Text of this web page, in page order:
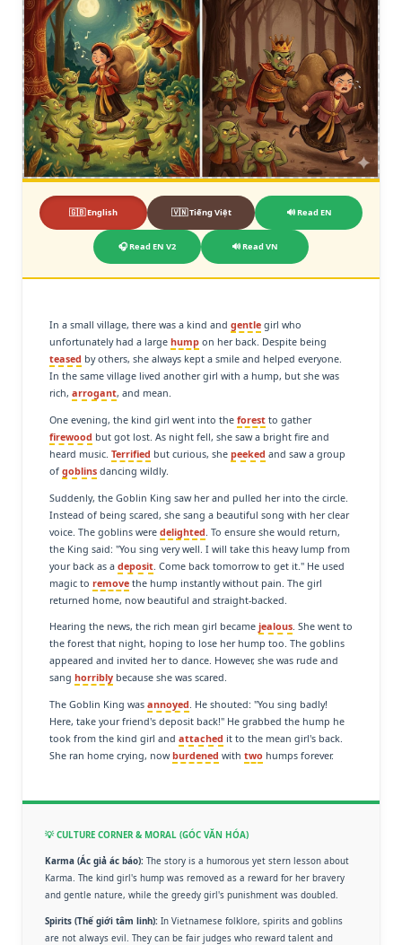
🇬🇧 English 🇻🇳 Tiếng Việt 🔊 Read EN
🎧 Read EN V2 🔊 Read VN
In a small village, there was a kind and gentle girl who
unfortunately had a large hump on her back. Despite being
teased by others, she always kept a smile and helped everyone.
In the same village lived another girl with a hump, but she was
rich, arrogant, and mean.
One evening, the kind girl went into the forest to gather
firewood but got lost. As night fell, she saw a bright fire and
heard music. Terrified but curious, she peeked and saw a group
of goblins dancing wildly.
Suddenly, the Goblin King saw her and pulled her into the circle.
Instead of being scared, she sang a beautiful song with her clear
voice. The goblins were delighted . To ensure she would return,
the King said: "You sing very well. I will take this heavy lump from
your back as a deposit . Come back tomorrow to get it." He used
magic to remove the hump instantly without pain. The girl
returned home, now beautiful and straight-backed.
Hearing the news, the rich mean girl became jealous. She went to
the forest that night, hoping to lose her hump too. The goblins
appeared and invited her to dance. However, she was rude and
sang horribly because she was scared.
The Goblin King was annoyed. He shouted: "You sing badly!
Here, take your friend's deposit back!" He grabbed the hump he
took from the kind girl and attached it to the mean girl's back.
She ran home crying, nowburdened with two humps forever.
💡 CULTURE CORNER & MORAL (GÓC VĂN HÓA)
Karma (Ác giả ác báo): The story is a humorous yet stern lesson about
Karma. The kind girl's hump was removed as a reward for her bravery
and gentle nature, while the greedy girl's punishment was doubled.
Spirits (Thế giới tâm linh): In Vietnamese folklore, spirits and goblins
are not always evil. They can be fair judges who reward talent and